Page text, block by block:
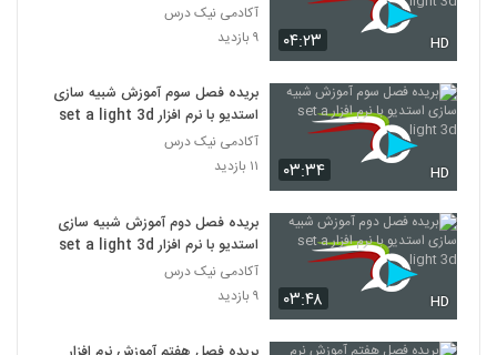
۰۴:۲۳ HD
آکادمی نیک درس
۹ بازدید
۰۳:۳۴ HD
بریده فصل سوم آموزش شبیه سازی
استدیو با نرم افزار set a light 3d
آکادمی نیک درس
۱۱ بازدید
۰۳:۴۸ HD
بریده فصل دوم آموزش شبیه سازی
استدیو با نرم افزار set a light 3d
آکادمی نیک درس
۹ بازدید